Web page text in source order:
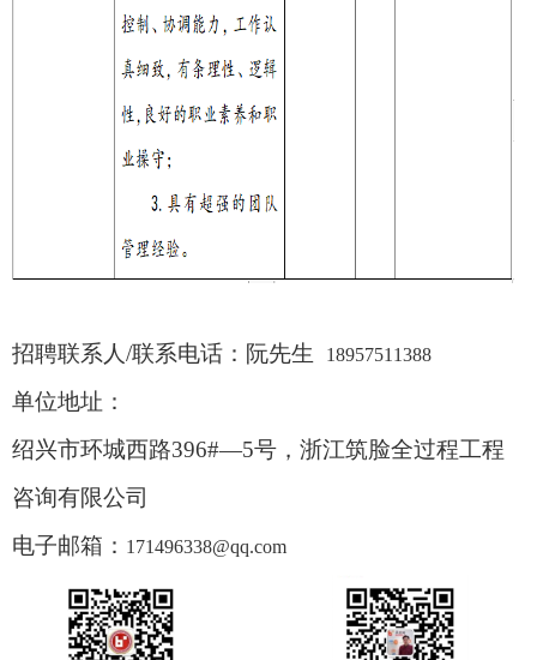
招聘联系人/联系电话： 阮先生 18957511388
单位地址：
绍兴市环城西路396#—5号 ， 浙江筑脸全过程工程
咨询有限公司
电子邮箱： 171496338@qq.com